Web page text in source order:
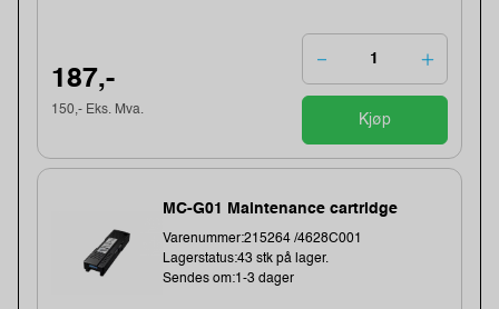
187,-
150,- Eks. Mva.
Kjøp
MC-G01 Maintenance cartridge
Varenummer:215264 /4628C001
Lagerstatus:43 stk på lager.
Sendes om:1-3 dager